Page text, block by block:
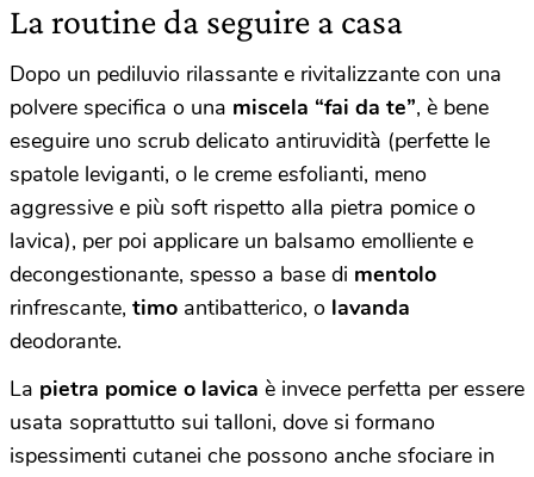
La routine da seguire a casa
Dopo un pediluvio rilassante e rivitalizzante con una
polvere specifica o una miscela “fai da te”, è bene
eseguire uno scrub delicato antiruvidità (perfette le
spatole leviganti, o le creme esfolianti, meno
aggressive e più soft rispetto alla pietra pomice o
lavica), per poi applicare un balsamo emolliente e
decongestionante, spesso a base di mentolo
rinfrescante, timo antibatterico, o lavanda
deodorante.
La pietra pomice o lavica è invece perfetta per essere
usata soprattutto sui talloni, dove si formano
ispessimenti cutanei che possono anche sfociare in